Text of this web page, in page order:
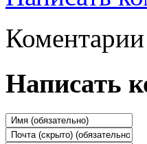
Коментарии
Написать